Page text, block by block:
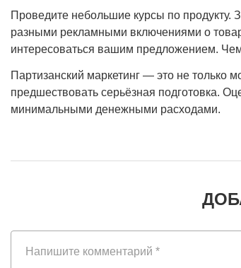
Проведите небольшие курсы по продукту.
разными рекламными включениями о
интересоваться вашим предложением.
Партизанский маркетинг — это не только
предшествовать серьёзная подготовка.
минимальными денежными расходами.